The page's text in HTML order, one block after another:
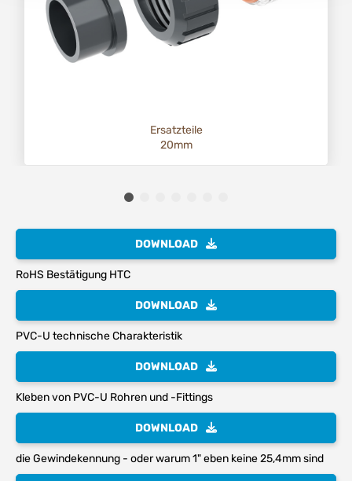
Ersatzteile
20mm
DOWNLOAD
RoHS Bestätigung HTC
DOWNLOAD
PVC-U technische Charakteristik
DOWNLOAD
Kleben von PVC-U Rohren und -Fittings
DOWNLOAD
die Gewindekennung - oder warum 1" eben keine 25,4mm sind